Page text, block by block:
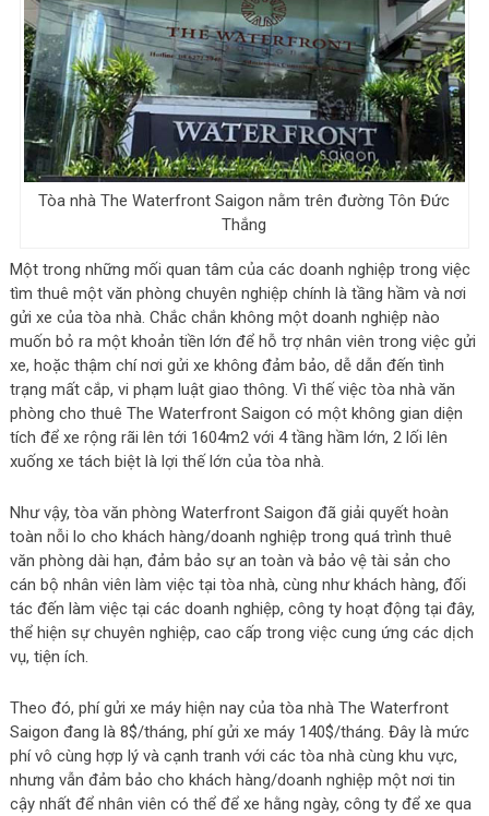
Tòa nhà The Waterfront Saigon nằm trên đường Tôn Đức
Thắng
Một trong những mối quan tâm của các doanh nghiệp trong việc
tìm thuê một văn phòng chuyên nghiệp chính là tầng hầm và nơi
gửi xe của tòa nhà. Chắc chắn không một doanh nghiệp nào
muốn bỏ ra một khoản tiền lớn để hỗ trợ nhân viên trong việc gửi
xe, hoặc thậm chí nơi gửi xe không đảm bảo, dễ dẫn đến tình
trạng mất cắp, vi phạm luật giao thông. Vì thế việc tòa nhà văn
phòng cho thuê The Waterfront Saigon có một không gian diện
tích để xe rộng rãi lên tới 1604m2 với 4 tầng hầm lớn, 2 lối lên
xuống xe tách biệt là lợi thế lớn của tòa nhà.
Như vậy, tòa văn phòng Waterfront Saigon đã giải quyết hoàn
toàn nỗi lo cho khách hàng/doanh nghiệp trong quá trình thuê
văn phòng dài hạn, đảm bảo sự an toàn và bảo vệ tài sản cho
cán bộ nhân viên làm việc tại tòa nhà, cùng như khách hàng, đối
tác đến làm việc tại các doanh nghiệp, công ty hoạt động tại đây,
thể hiện sự chuyên nghiệp, cao cấp trong việc cung ứng các dịch
vụ, tiện ích.
Theo đó, phí gửi xe máy hiện nay của tòa nhà The Waterfront
Saigon đang là 8$/tháng, phí gửi xe máy 140$/tháng. Đây là mức
phí vô cùng hợp lý và cạnh tranh với các tòa nhà cùng khu vực,
nhưng vẫn đảm bảo cho khách hàng/doanh nghiệp một nơi tin
cậy nhất để nhân viên có thể để xe hằng ngày, công ty để xe qua